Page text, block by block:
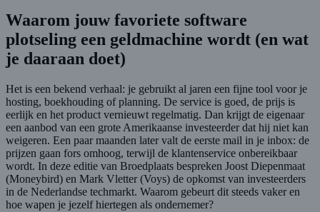
Waarom jouw favoriete software
plotseling een geldmachine wordt (en wat
je daaraan doet)
Het is een bekend verhaal: je gebruikt al jaren een fijne tool voor je
hosting, boekhouding of planning. De service is goed, de prijs is
eerlijk en het product vernieuwt regelmatig. Dan krijgt de eigenaar
een aanbod van een grote Amerikaanse investeerder dat hij niet kan
weigeren. Een paar maanden later valt de eerste mail in je inbox: de
prijzen gaan fors omhoog, terwijl de klantenservice onbereikbaar
wordt. In deze editie van Broedplaats bespreken Joost Diepenmaat
(Moneybird) en Mark Vletter (Voys) de opkomst van investeerders
in de Nederlandse techmarkt. Waarom gebeurt dit steeds vaker en
hoe wapen je jezelf hiertegen als ondernemer?